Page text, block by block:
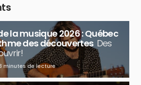
la musique 2026 : Québec
des découvertes Des
minutes de lecture